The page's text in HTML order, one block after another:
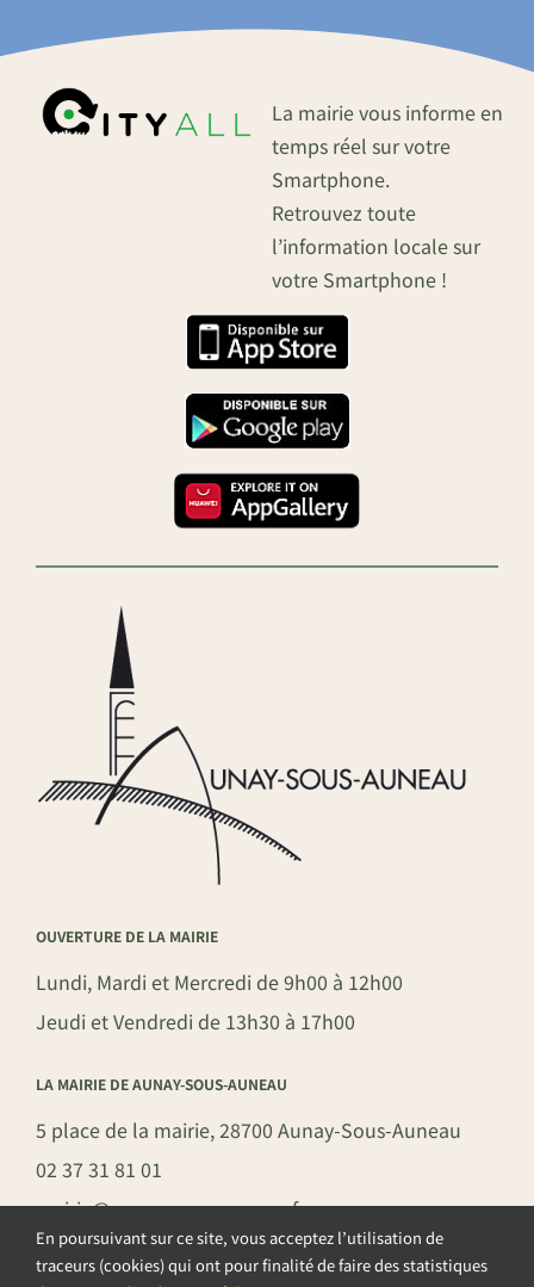
La mairie vous informe en
temps réel sur votre
Smartphone.
Retrouvez toute
l’information locale sur
votre Smartphone !
OUVERTURE DE LA MAIRIE
Lundi, Mardi et Mercredi de 9h00 à 12h00
Jeudi et Vendredi de 13h30 à 17h00
LA MAIRIE DE AUNAY-SOUS-AUNEAU
5 place de la mairie, 28700 Aunay-Sous-Auneau
02 37 31 81 01
mairie@aunay-sous-auneau.fr
En poursuivant sur ce site, vous acceptez l’utilisation de
traceurs (cookies) qui ont pour finalité de faire des statistiques